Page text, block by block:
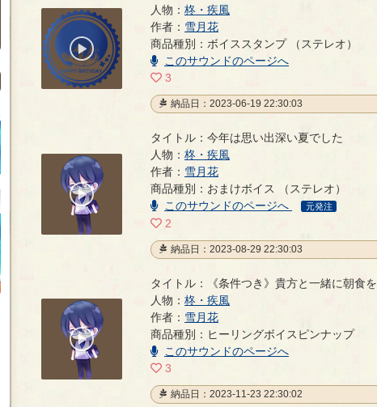
HAPPY BIRTHDAY！
人物： 柊・疾風
作者： 雪月花
商品種別：ボイススタンプ （ステレオ）
このサウンドのページへ
3
納品日：2023-06-19 22:30:03
今年は思い出深い夏でした
タイトル：今年は思い出深い夏でした
人物： 柊・疾風
作者： 雪月花
商品種別：おまけボイス （ステレオ）
このサウンドのページへ
元発注
2
納品日：2023-08-29 22:30:03
《条件つき》貴方と一緒に朝食を
タイトル：《条件つき》貴方と一緒に朝食を
人物： 柊・疾風
作者： 雪月花
商品種別：ヒーリングボイスピンナップ
このサウンドのページへ
3
納品日：2023-11-23 22:30:02